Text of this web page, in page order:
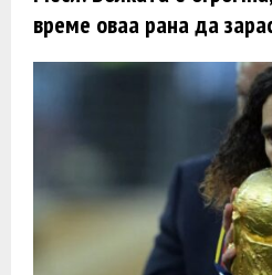
време оваа рана да